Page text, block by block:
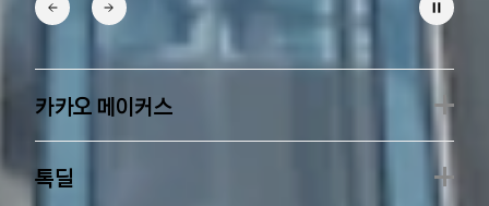
카카오 메이커스
톡딜